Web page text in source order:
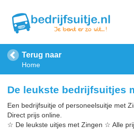
Terug naar
Home
De leukste bedrijfsuitjes
Een bedrijfsuitje of personeelsuitje met
Direct prijs online.
☆ De leukste uitjes met Zingen ☆ Alle